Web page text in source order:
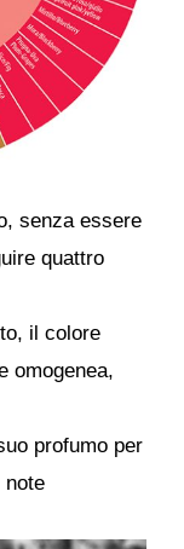
senza essere
quattro
il colore
omogenea,
profumo per
note